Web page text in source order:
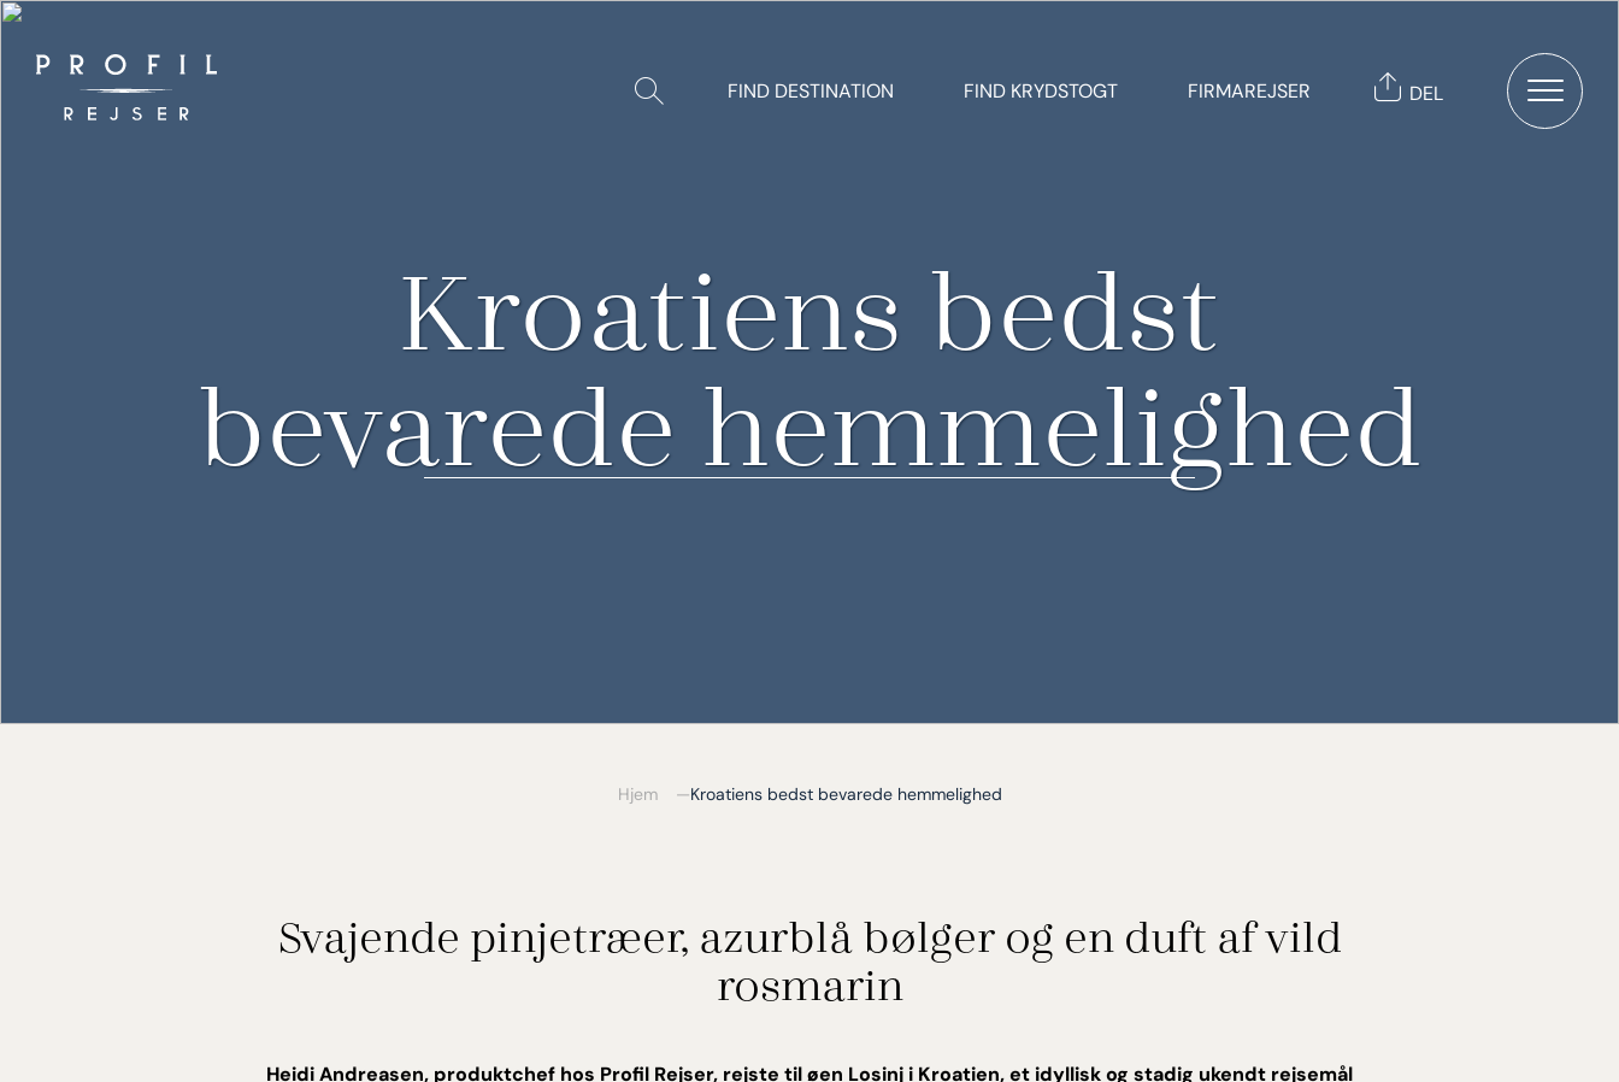
til
indhold
Vis/Skjul
søgning
FIND DESTINATION FIND KRYDSTOGT FIRMAREJSER DEL
Kroatiens bedst
bevarede hemmelighed
Hjem Kroatiens bedst bevarede hemmelighed
Svajende pinjetræer, azurblå bølger og en duft af vild
rosmarin
Heidi Andreasen, produktchef hos Profil Rejser, rejste til øen Losinj i Kroatien, et idyllisk og stadig ukendt rejsemål